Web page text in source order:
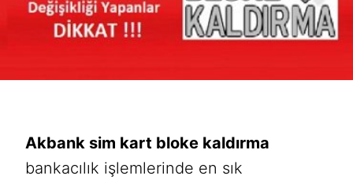
Akbank sim kart bloke kaldırma
bankacılık işlemlerinde en sık